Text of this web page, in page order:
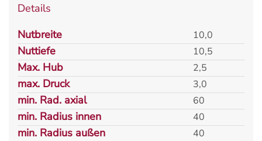
Details
Nutbreite
10,0
Nuttiefe 10,5
Max. Hub 2,5
max. Druck 3,0
min. Rad. axial 60
min. Radius innen 40
min. Radius außen 40